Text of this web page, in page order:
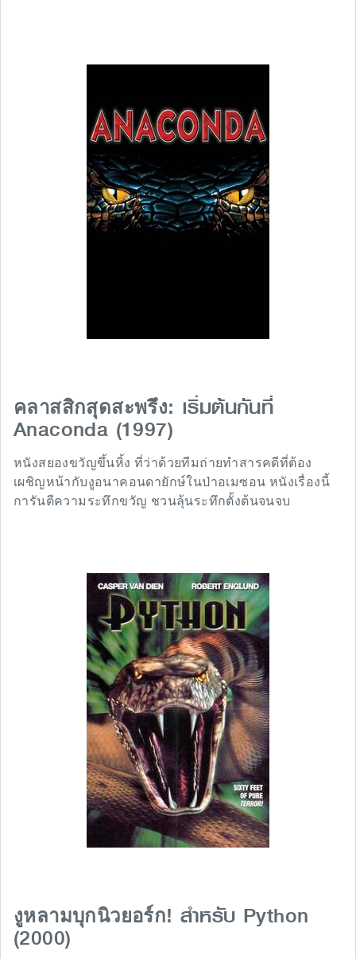
คลาสสิกสุดสะพรึง: เริ่มต้นกันที่
Anaconda (1997)
หนังสยองขวัญขึ้นหิ้ง ที่ว่าด้วยทีมถ่ายทำสารคดีที่ต้อง
เผชิญหน้ากับงูอนาคอนดายักษ์ในป่าอเมซอน หนังเรื่องนี้
การันตีความระทึกขวัญ ชวนลุ้นระทึกตั้งต้นจนจบ
งูหลามบุกนิวยอร์ก! สำหรับ Python
(2000)